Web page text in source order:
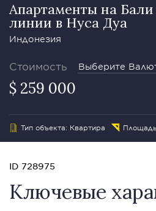
Апартаменты на
линии в Нуса Дуа
Индонезия
Стоимость Выберите
$ 259 000
Тип объекта: Квартира
ID 728975
Ключевые